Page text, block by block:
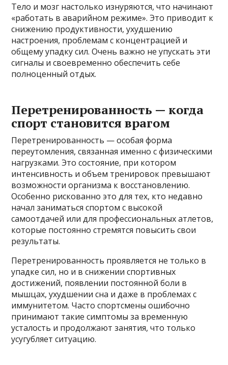
Тело и мозг настолько изнуряются, что начинают
«работать в аварийном режиме». Это приводит к
снижению продуктивности, ухудшению
настроения, проблемам с концентрацией и
общему упадку сил. Очень важно не упускать эти
сигналы и своевременно обеспечить себе
полноценный отдых.
Перетренированность — когда
спорт становится врагом
Перетренированность — особая форма
переутомления, связанная именно с физическими
нагрузками. Это состояние, при котором
интенсивность и объем тренировок превышают
возможности организма к восстановлению.
Особенно рискованно это для тех, кто недавно
начал заниматься спортом с высокой
самоотдачей или для профессиональных атлетов,
которые постоянно стремятся повысить свои
результаты.
Перетренированность проявляется не только в
упадке сил, но и в снижении спортивных
достижений, появлении постоянной боли в
мышцах, ухудшении сна и даже в проблемах с
иммунитетом. Часто спортсмены ошибочно
принимают такие симптомы за временную
усталость и продолжают занятия, что только
усугубляет ситуацию.